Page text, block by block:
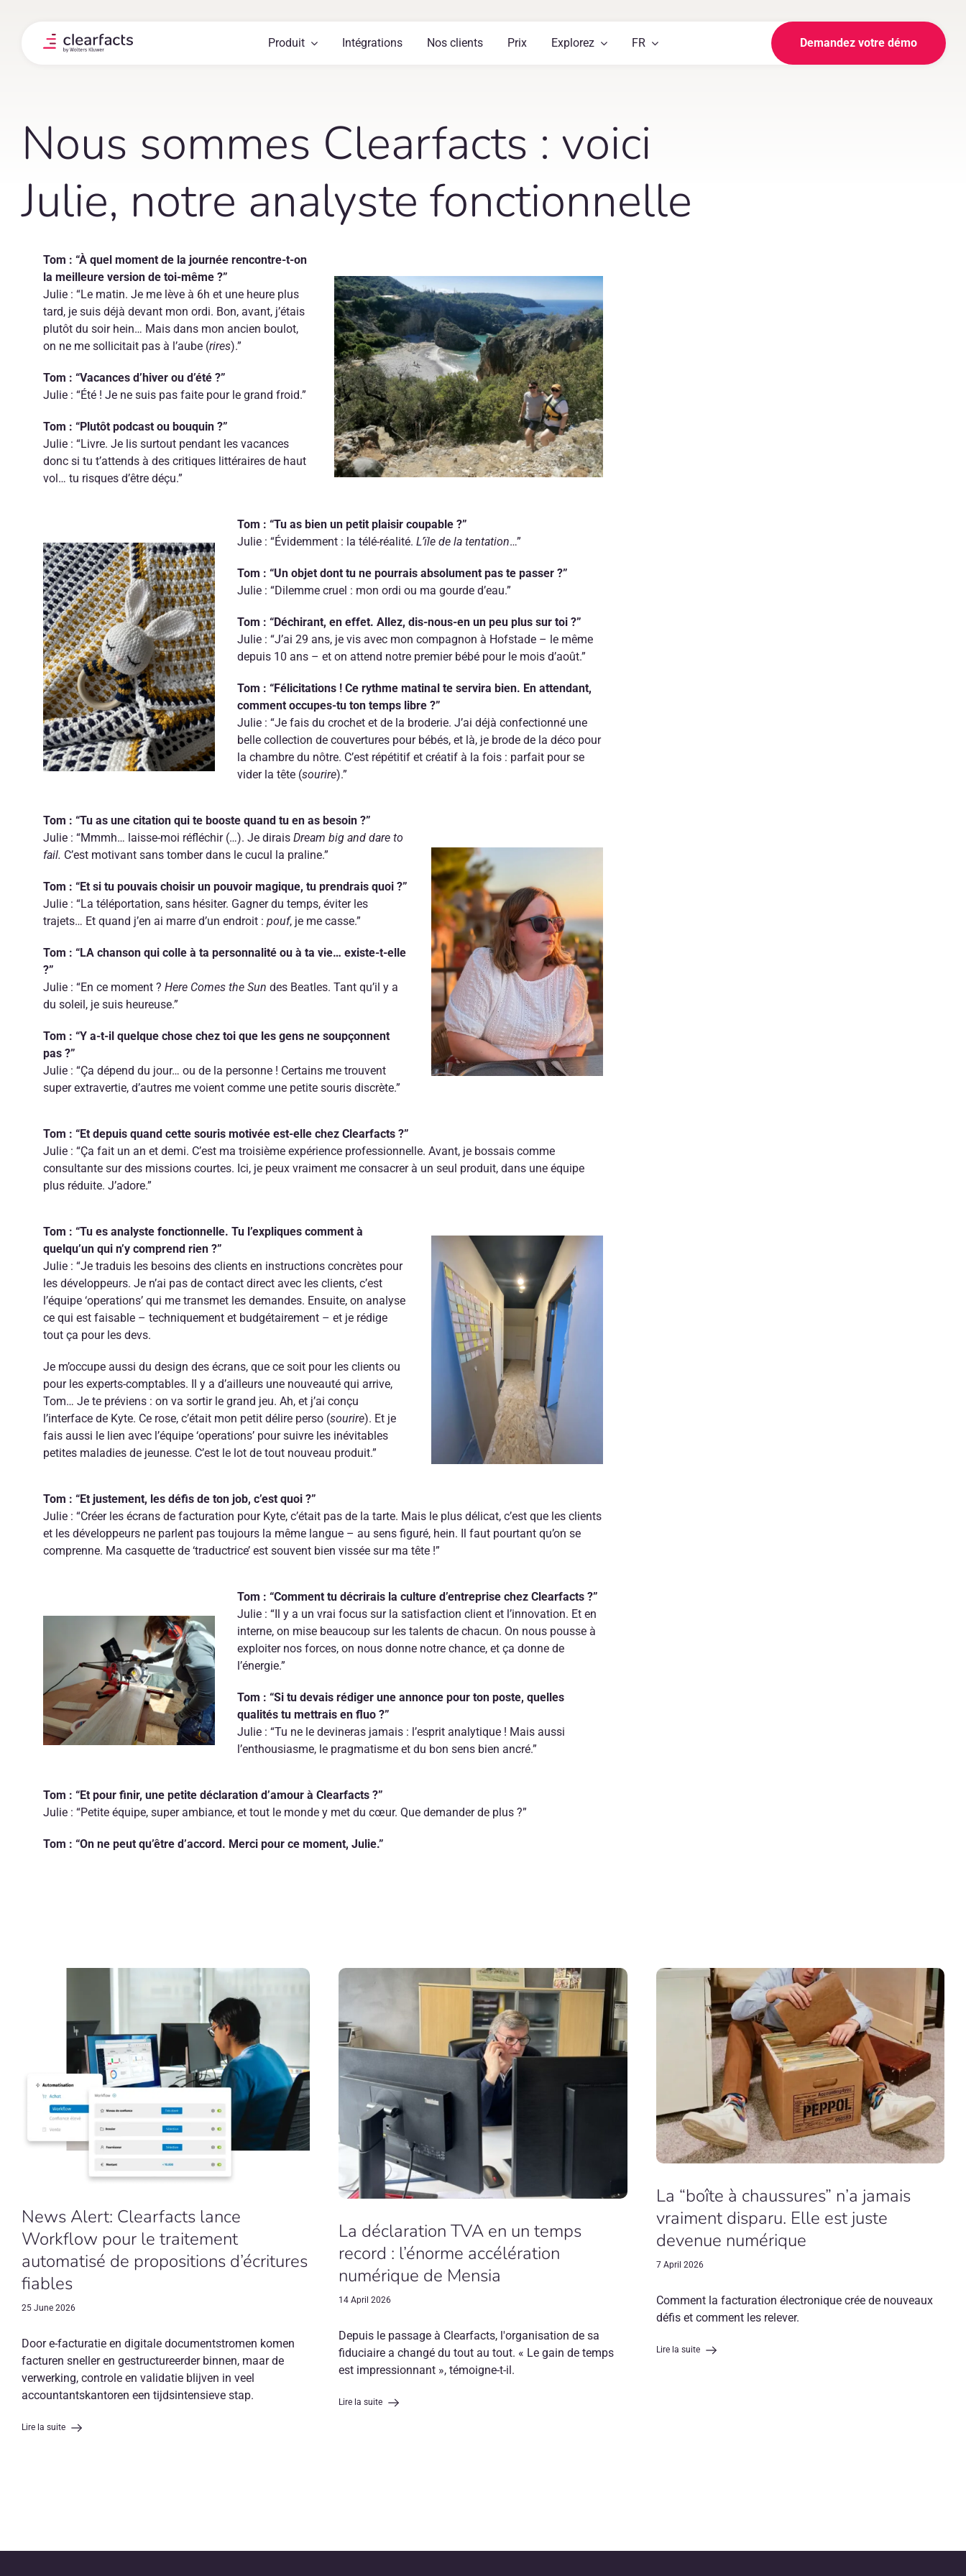
Produit Intégrations Nos clients Prix Explorez FR Demandez votre démo
Nous sommes Clearfacts : voici
Julie, notre analyste fonctionnelle
Tom : “À quel moment de la journée rencontre-t-on
la meilleure version de toi-même ?”
Julie : “Le matin. Je me lève à 6h et une heure plus
tard, je suis déjà devant mon ordi. Bon, avant, j’étais
plutôt du soir hein… Mais dans mon ancien boulot,
on ne me sollicitait pas à l’aube (rires).”
Tom : “Vacances d’hiver ou d’été ?”
Julie : “Été ! Je ne suis pas faite pour le grand froid.”
Tom : “Plutôt podcast ou bouquin ?”
Julie : “Livre. Je lis surtout pendant les vacances
donc si tu t’attends à des critiques littéraires de haut
vol… tu risques d’être déçu.”
Tom : “Tu as bien un petit plaisir coupable ?”
Julie : “Évidemment : la télé-réalité. L’ïle de la tentation…”
Tom : “Un objet dont tu ne pourrais absolument pas te passer ?”
Julie : “Dilemme cruel : mon ordi ou ma gourde d’eau.”
Tom : “Déchirant, en effet. Allez, dis-nous-en un peu plus sur toi ?”
Julie : “J’ai 29 ans, je vis avec mon compagnon à Hofstade – le même
depuis 10 ans – et on attend notre premier bébé pour le mois d’août.”
Tom : “Félicitations ! Ce rythme matinal te servira bien. En attendant,
comment occupes-tu ton temps libre ?”
Julie : “Je fais du crochet et de la broderie. J’ai déjà confectionné une
belle collection de couvertures pour bébés, et là, je brode de la déco pour
la chambre du nôtre. C’est répétitif et créatif à la fois : parfait pour se
vider la tête (sourire).”
Tom : “Tu as une citation qui te booste quand tu en as besoin ?”
Julie : “Mmmh… laisse-moi réfléchir (…). Je dirais Dream big and dare to
fail. C’est motivant sans tomber dans le cucul la praline.”
Tom : “Et si tu pouvais choisir un pouvoir magique, tu prendrais quoi ?”
Julie : “La téléportation, sans hésiter. Gagner du temps, éviter les
trajets… Et quand j’en ai marre d’un endroit : pouf, je me casse.”
Tom : “LA chanson qui colle à ta personnalité ou à ta vie… existe-t-elle
?”
Julie : “En ce moment ? Here Comes the Sun des Beatles. Tant qu’il y a
du soleil, je suis heureuse.”
Tom : “Y a-t-il quelque chose chez toi que les gens ne soupçonnent
pas ?”
Julie : “Ça dépend du jour… ou de la personne ! Certains me trouvent
super extravertie, d’autres me voient comme une petite souris discrète.”
Tom : “Et depuis quand cette souris motivée est-elle chez Clearfacts ?”
Julie : “Ça fait un an et demi. C’est ma troisième expérience professionnelle. Avant, je bossais comme
consultante sur des missions courtes. Ici, je peux vraiment me consacrer à un seul produit, dans une équipe
plus réduite. J’adore.”
Tom : “Tu es analyste fonctionnelle. Tu l’expliques comment à
quelqu’un qui n’y comprend rien ?”
Julie : “Je traduis les besoins des clients en instructions concrètes pour
les développeurs. Je n’ai pas de contact direct avec les clients, c’est
l’équipe ‘operations’ qui me transmet les demandes. Ensuite, on analyse
ce qui est faisable – techniquement et budgétairement – et je rédige
tout ça pour les devs.
Je m’occupe aussi du design des écrans, que ce soit pour les clients ou
pour les experts-comptables. Il y a d’ailleurs une nouveauté qui arrive,
Tom… Je te préviens : on va sortir le grand jeu. Ah, et j’ai conçu
l’interface de Kyte. Ce rose, c’était mon petit délire perso (sourire). Et je
fais aussi le lien avec l’équipe ‘operations’ pour suivre les inévitables
petites maladies de jeunesse. C’est le lot de tout nouveau produit.”
Tom : “Et justement, les défis de ton job, c’est quoi ?”
Julie : “Créer les écrans de facturation pour Kyte, c’était pas de la tarte. Mais le plus délicat, c’est que les clients
et les développeurs ne parlent pas toujours la même langue – au sens figuré, hein. Il faut pourtant qu’on se
comprenne. Ma casquette de ‘traductrice’ est souvent bien vissée sur ma tête !”
Tom : “Comment tu décrirais la culture d’entreprise chez Clearfacts ?”
Julie : “Il y a un vrai focus sur la satisfaction client et l’innovation. Et en
interne, on mise beaucoup sur les talents de chacun. On nous pousse à
exploiter nos forces, on nous donne notre chance, et ça donne de
l’énergie.”
Tom : “Si tu devais rédiger une annonce pour ton poste, quelles
qualités tu mettrais en fluo ?”
Julie : “Tu ne le devineras jamais : l’esprit analytique ! Mais aussi
l’enthousiasme, le pragmatisme et du bon sens bien ancré.”
Tom : “Et pour finir, une petite déclaration d’amour à Clearfacts ?”
Julie : “Petite équipe, super ambiance, et tout le monde y met du cœur. Que demander de plus ?”
Tom : “On ne peut qu’être d’accord. Merci pour ce moment, Julie.”
News Alert: Clearfacts lance
Workflow pour le traitement
automatisé de propositions d’écritures
fiables
25 June 2026
Door e-facturatie en digitale documentstromen komen
facturen sneller en gestructureerder binnen, maar de
verwerking, controle en validatie blijven in veel
accountantskantoren een tijdsintensieve stap.
Lire la suite
La déclaration TVA en un temps
record : l’énorme accélération
numérique de Mensia
14 April 2026
Depuis le passage à Clearfacts, l'organisation de sa
fiduciaire a changé du tout au tout. « Le gain de temps
est impressionnant », témoigne-t-il.
Lire la suite
La “boîte à chaussures” n’a jamais
vraiment disparu. Elle est juste
devenue numérique
7 April 2026
Comment la facturation électronique crée de nouveaux
défis et comment les relever.
Lire la suite